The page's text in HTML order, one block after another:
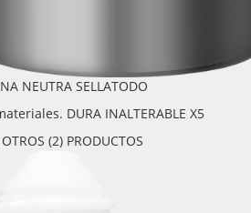
NEUTRA SELLATODO
DURA INALTERABLE X5
(2) PRODUCTOS